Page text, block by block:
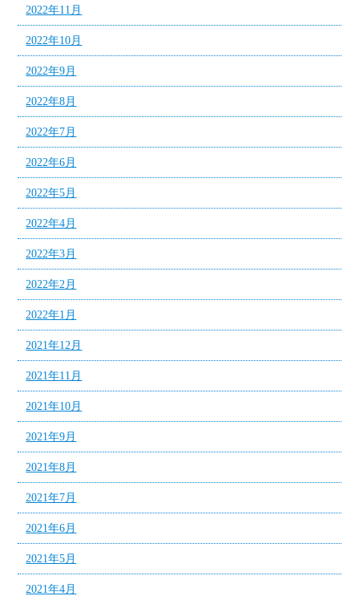
2022年11月
2022年10月
2022年9月
2022年8月
2022年7月
2022年6月
2022年5月
2022年4月
2022年3月
2022年2月
2022年1月
2021年12月
2021年11月
2021年10月
2021年9月
2021年8月
2021年7月
2021年6月
2021年5月
2021年4月